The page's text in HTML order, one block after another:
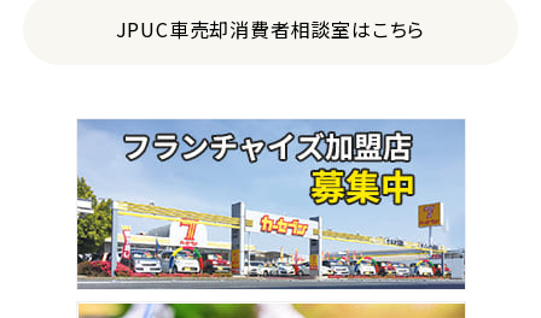
JPUC車売却消費者相談室はこちら